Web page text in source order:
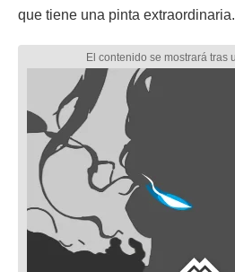
que tiene una pinta extraordinaria.